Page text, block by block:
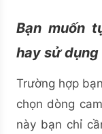
Bạn muốn
hay sử dụng
Trường hợp
chọn dòng
này bạn chỉ